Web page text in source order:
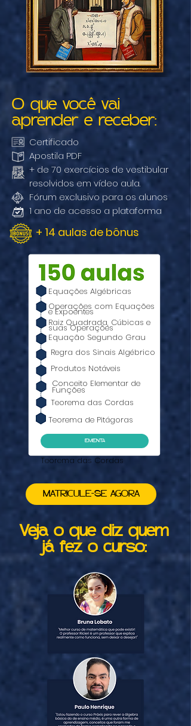
O que você vai
aprender e receber:
Certificado
Apostila PDF
+ de 70 exercícios de vestibular
resolvidos em vídeo aula.
Fórum exclusivo para os alunos
1 ano de acesso a plataforma
+ 14 aulas de bônus
Equações Algébricas
Operações com Equações
e Expoentes
Raiz Quadrada, Cúbicas e
suas Operações
Equação Segundo Grau
Regra dos Sinais Algébrico
Produtos Notáveis
EMENTA
Conceito Elementar de
Funções
Teorema das Cordas
Teorema de Pitágoras
Teorema das Cordas
MATRICULE-SE AGORA
Veja o que diz quem
já fez o curso: